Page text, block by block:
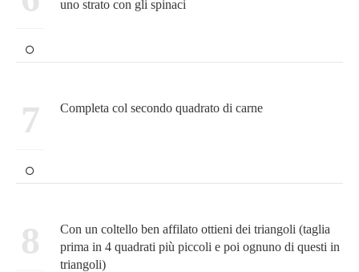
uno strato con gli spinaci
7 Completa col secondo quadrato di carne
8
Con un coltello ben affilato ottieni dei triangoli (taglia
prima in 4 quadrati più piccoli e poi ognuno di questi in
triangoli)